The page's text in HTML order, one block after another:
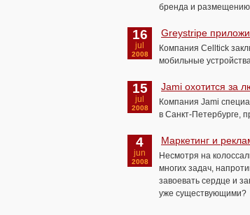
бренда и размещению
16
jul
2008
Greystripe
Компания Celltick
мобильные
15
jul
2008
Jami охотится за
Компания Jami
в Санкт-Петербурге,
4
jun
2008
Маркетинг и
Несмотря на
многих задач,
завоевать сердце и
уже существующими?